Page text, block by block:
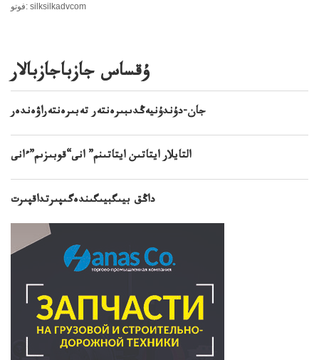
فوتو: silksilkadvcom
ۇقساس جازباجازبالار
جان-دۇندۇنيەڭدىبىرەنتەر تەبىرەنتەراۋەندەر
التايلار ايتاتىن ايتاتىنم” انى“قوبىزىم”ءانى
داڭق بيىگبيىگىندەگىپىرتداقپىرت